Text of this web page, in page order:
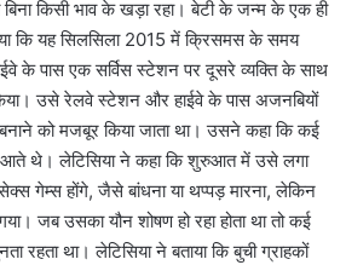
बिना किसी भाव के खड़ा रहा। बेटी के जन्म के एक ही
कि यह सिलसिला 2015 में क्रिसमस के समय
के पास एक सर्विस स्टेशन पर दूसरे व्यक्ति के साथ
उसे रेलवे स्टेशन और हाईवे के पास अजनबियों
को मजबूर किया जाता था। उसने कहा कि कई
थे। लेटिसिया ने कहा कि शुरुआत में उसे लगा
गेम्स होंगे, जैसे बांधना या थप्पड़ मारना, लेकिन
जब उसका यौन शोषण हो रहा होता था तो कई
रहता था। लेटिसिया ने बताया कि बुची ग्राहकों